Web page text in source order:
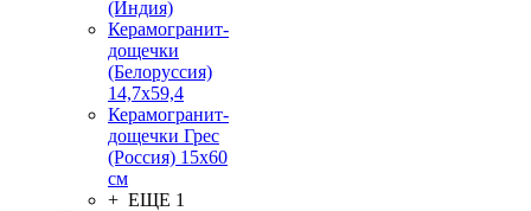
(Индия)
Керамогранит-
дощечки
(Белоруссия)
14,7x59,4
Керамогранит-
дощечки Грес
(Россия) 15х60
см
+ ЕЩЕ 1